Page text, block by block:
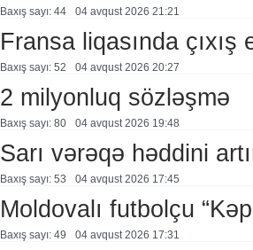
Baxış sayı: 44 04 avqust 2026 21:21
Fransa liqasında çıxış
Baxış sayı: 52 04 avqust 2026 20:27
2 milyonluq sözləşmə
Baxış sayı: 80 04 avqust 2026 19:48
Sarı vərəqə həddini
Baxış sayı: 53 04 avqust 2026 17:45
Moldovalı futbolçu
Baxış sayı: 49 04 avqust 2026 17:31